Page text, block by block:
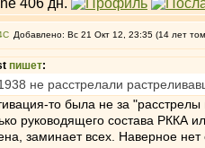
Добавлено: Вс 21 Окт 12, 23:35 (14 лет
пишет:
не расстрелали
то была не за
руководящего состава РККА
заминает всех. Наверное